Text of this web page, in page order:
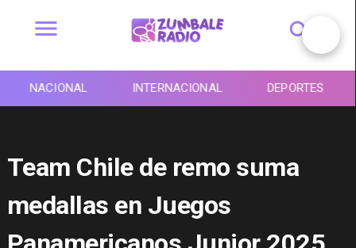
NACIONAL INTERNACIONAL DEPORTES
Team Chile de remo suma
medallas en Juegos